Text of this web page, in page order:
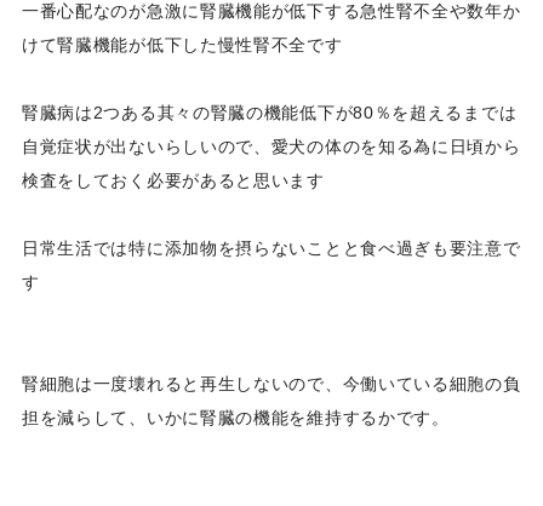
一番心配なのが急激に腎臓機能が低下する急性腎不全や数年か
けて腎臓機能が低下した慢性腎不全です
腎臓病は2つある其々の腎臓の機能低下が80％を超えるまでは
自覚症状が出ないらしいので、愛犬の体のを知る為に日頃から
検査をしておく必要があると思います
日常生活では特に添加物を摂らないことと食べ過ぎも要注意で
す
腎細胞は一度壊れると再生しないので、今働いている細胞の負
担を減らして、いかに腎臓の機能を維持するかです。